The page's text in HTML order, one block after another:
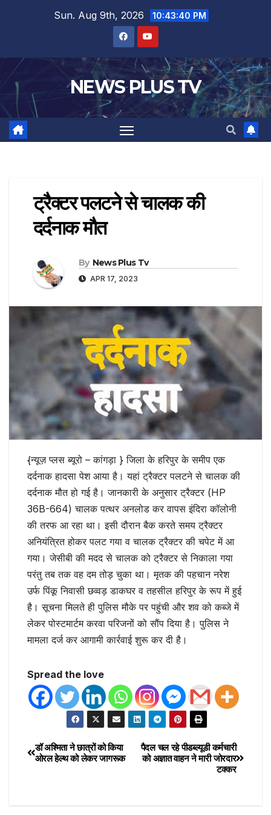
Sun. Aug 9th, 2026 10:43:41 PM
NEWS PLUS TV
ट्रैक्टर पलटने से चालक की
दर्दनाक मौत
By News Plus Tv
APR 17, 2023
{न्यूज़ प्लस ब्यूरो – कांगड़ा } जिला के हरिपुर के समीप एक
दर्दनाक हादसा पेश आया है। यहां ट्रैक्टर पलटने से चालक की
दर्दनाक मौत हो गई है। जानकारी के अनुसार ट्रैक्टर (HP
36B-664) चालक पत्थर अनलोड कर वापस इंदिरा कॉलोनी
की तरफ आ रहा था। इसी दौरान बैक करते समय ट्रैक्टर
अनियंत्रित होकर पलट गया व चालक ट्रैक्टर की चपेट में आ
गया। जेसीबी की मदद से चालक को ट्रैक्टर से निकाला गया
परंतु तब तक वह दम तोड़ चुका था। मृतक की पहचान नरेश
उर्फ पिंकू निवासी छव्वड़ डाकघर व तहसील हरिपुर के रूप में हुई
है। सूचना मिलते ही पुलिस मौके पर पहुंची और शव को कब्जे में
लेकर पोस्टमार्टम करवा परिजनों को सौंप दिया है। पुलिस ने
मामला दर्ज कर आगामी कार्रवाई शुरू कर दी है।
Spread the love
पैदल चल रहे पीडब्ल्यूडी कर्मचारी
को अज्ञात वाहन ने मारी जोरदार
टक्कर
डॉ अश्मिता ने छात्रों को किया
ओरल हेल्थ को लेकर जागरूक